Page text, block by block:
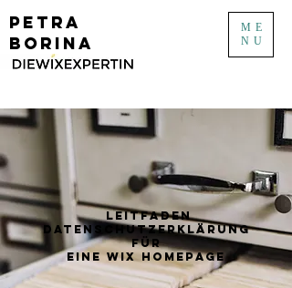
PETRA
BORINA
ME
NU
leitfaden
datenschutzerklärung
für
eine wix homepage